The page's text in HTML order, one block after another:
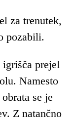
za trenutek,
pozabili.
prejel
Namesto
se je
Z natančno